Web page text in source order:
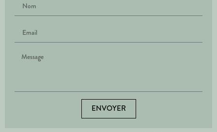
ENVOYER